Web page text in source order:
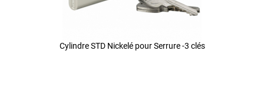
Cylindre STD Nickelé pour Serrure -3 clés